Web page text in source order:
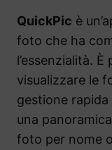
QuickPic è
foto che ha
l’essenzialità.
visualizzare le
gestione
una
foto per nome